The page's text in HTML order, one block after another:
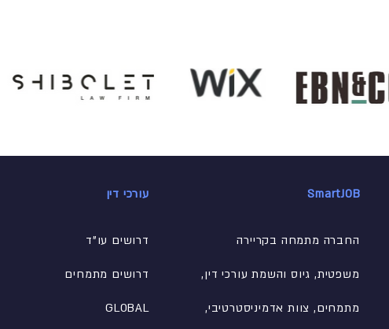
עורכי דין
דרושים עו"ד
דרושים מתמחים
GLOBAL
SmartJOB
החברה מתמחה בקריירה
משפטית, גיוס והשמת עורכי דין,
מתמחים, צוות אדמיניסטרטיבי,